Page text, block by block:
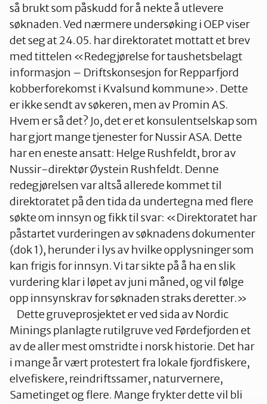
så brukt som påskudd for å nekte å utlevere
søknaden. Ved nærmere undersøking i OEP viser
det seg at 24.05. har direktoratet mottatt et brev
med tittelen «Redegjørelse for taushetsbelagt
informasjon – Driftskonsesjon for Repparfjord
kobberforekomst i Kvalsund kommune». Dette
er ikke sendt av søkeren, men av Promin AS.
Hvem er så det? Jo, det er et konsulentselskap som
har gjort mange tjenester for Nussir ASA. Dette
har en eneste ansatt: Helge Rushfeldt, bror av
Nussir-direktør Øystein Rushfeldt. Denne
redegjørelsen var altså allerede kommet til
direktoratet på den tida da undertegna med flere
søkte om innsyn og fikk til svar: «Direktoratet har
påstartet vurderingen av søknadens dokumenter
(dok 1), herunder i lys av hvilke opplysninger som
kan frigis for innsyn. Vi tar sikte på å ha en slik
vurdering klar i løpet av juni måned, og vil følge
opp innsynskrav for søknaden straks deretter.»
Dette gruveprosjektet er ved sida av Nordic
Minings planlagte rutilgruve ved Førdefjorden et
av de aller mest omstridte i norsk historie. Det har
i mange år vært protestert fra lokale fjordfiskere,
elvefiskere, reindriftssamer, naturvernere,
Sametinget og flere. Mange frykter dette vil bli